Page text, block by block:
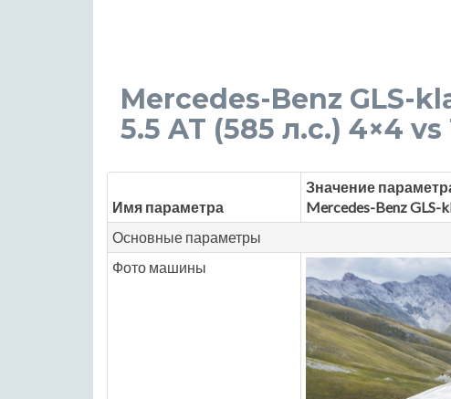
Mercedes-Benz GLS-
5.5 AT (585 л.с.) 4×4
Имя параметра
Значение
Mercedes-Benz GLS-
Основные параметры
Фото машины